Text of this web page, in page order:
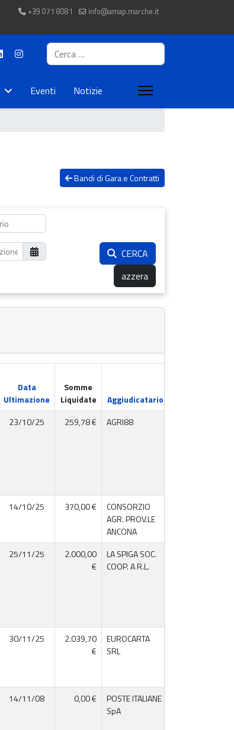
+39 071 8081 info@amap.marche.it
Cerca
Eventi Notizie
Bandi di Gara e Contratti
CERCA
azzera
Data
Ultimazione
Somme
Liquidate
Aggiudicatario
23/10/25 259,78 € AGRI88
14/10/25 370,00 €
CONSORZIO
AGR. PROV.LE
ANCONA
25/11/25
2.000,00
€
LA SPIGA SOC.
COOP. A R.L.
30/11/25
2.039,70
€
EUROCARTA
SRL
14/11/08 0,00 €
POSTE ITALIANE
SpA